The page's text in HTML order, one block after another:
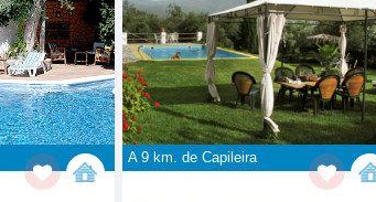
A 9 km. de Capileira